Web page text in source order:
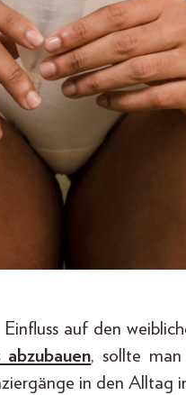
auf den
abzubauen, sollte man
in den Alltag